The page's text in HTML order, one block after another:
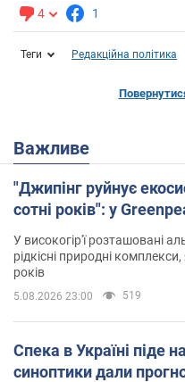
4 1
Теги Редакційна політика
Важливе
"Джипінг руйнує
сотні років": у
У високогір'ї розташовані
рідкісні природні комплекси, які
років
5.08.2026 23:00 519
Спека в Україні піде
синоптики дали